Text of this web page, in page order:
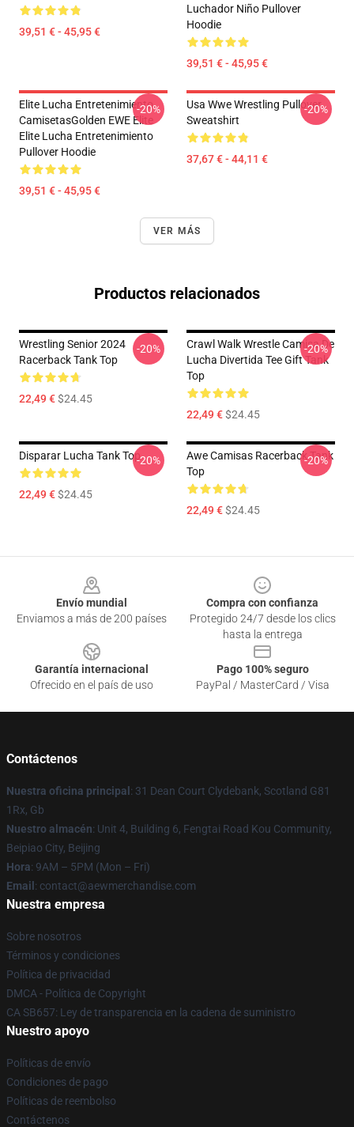
39,51 € - 45,95 €
Luchador Niño Pullover
Hoodie
39,51 € - 45,95 €
Elite Lucha Entretenimiento
CamisetasGolden EWE Elite
Elite Lucha Entretenimiento
Pullover Hoodie
39,51 € - 45,95 €
-20%
Usa Wwe Wrestling Pullover
Sweatshirt
37,67 € - 44,11 €
-20%
VER MÁS
Productos relacionados
Wrestling Senior 2024
Racerback Tank Top
22,49 €$24.45
-20%
Crawl Walk Wrestle Camisa De
Lucha Divertida Tee Gift Tank
Top
22,49 €$24.45
-20%
Disparar Lucha Tank Top
22,49 €$24.45
-20%
Awe Camisas Racerback Tank
Top
22,49 €$24.45
-20%
Envío mundial
Enviamos a más de 200 países
Compra con confianza
Protegido 24/7 desde los clics
hasta la entrega
Garantía internacional
Ofrecido en el país de uso
Pago 100% seguro
PayPal / MasterCard / Visa
Contáctenos
Nuestra oficina principal : 31 Dean Court Clydebank, Scotland G81
1Rx, Gb
Nuestro almacén: Unit 4, Building 6, Fengtai Road Kou Community,
Beipiao City, Beijing
Hora: 9AM – 5PM (Mon – Fri)
Email : contact@aewmerchandise.com
Nuestra empresa
Sobre nosotros
Términos y condiciones
Política de privacidad
DMCA - Política de Copyright
CA SB657: Ley de transparencia en la cadena de suministro
Nuestro apoyo
Políticas de envío
Condiciones de pago
Políticas de reembolso
Contáctenos